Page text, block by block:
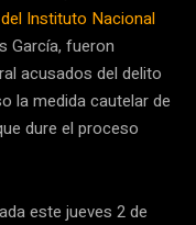
Instituto Nacional
García, fueron
acusados del delito
la medida cautelar de
dure el proceso
este jueves 2 de